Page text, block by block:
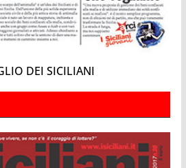
DEI SICILIANI